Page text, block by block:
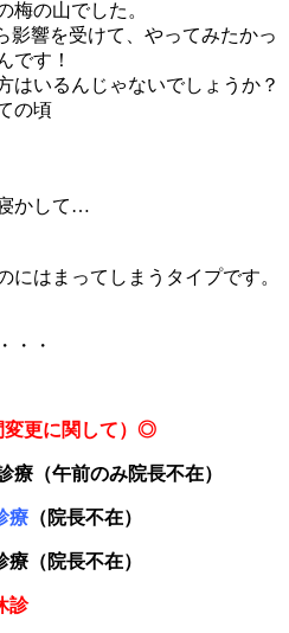
梅の山でした。
影響を受けて、やってみたかっ
です！
はいるんじゃないでしょうか？
の頃
かして…
にはまってしまうタイプです。
・・
変更に関して）◎
（午前のみ院長不在）
療 （院長不在）
（院長不在）
診